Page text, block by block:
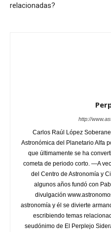
relacionadas?
http://
Carlos Raúl López
Astronómica del Planetario Alfa
que últimamente se ha
cometa de periodo corto. —A
del Centro de Astronomía y
algunos años fundó con
divulgación
astronomía y él se divierte
escribiendo temas
seudónimo de El Perplejo